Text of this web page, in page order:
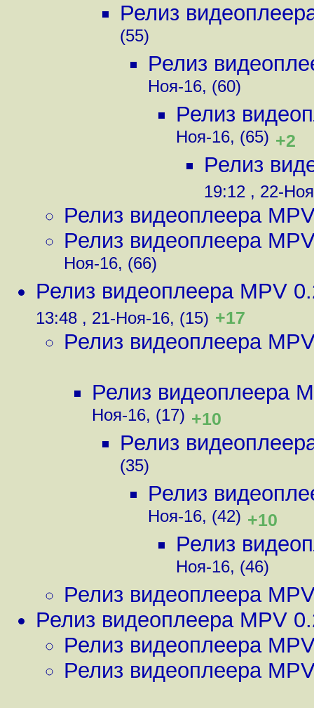
Релиз
(55)
Релиз
Ноя-16, (60)
Релиз
Ноя-16, (65) +2
Релиз
19:12 , 22-
Релиз видеоплеера
Релиз видеоплеера
Ноя-16, (66)
Релиз видеоплеера MPV
13:48 , 21-Ноя-16, (15) +17
Релиз видеоплеера
Релиз видеоплеера
Ноя-16, (17) +10
Релиз
(35)
Релиз
Ноя-16, (42) +10
Релиз
Ноя-16, (46)
Релиз видеоплеера
Релиз видеоплеера MPV
Релиз видеоплеера
Релиз видеоплеера